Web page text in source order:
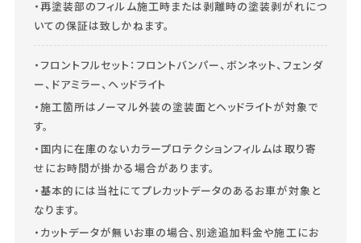
・再塗装部のフィルム施工時または剥離時の塗装剥がれにつ
いての保証は致しかねます。
・フロントフルセット：フロントバンパー、ボンネット、フェンダ
ー、ドアミラー、ヘッドライト
・施工箇所はノーマル外装の塗装面とヘッドライトが対象で
す。
・国内に在庫のないカラープロテクションフィルムは取り寄
せにお時間が掛かる場合があります。
・基本的には当社にてプレカットデータのあるお車が対象と
なります。
・カットデータが無いお車の場合、別途追加料金や施工にお